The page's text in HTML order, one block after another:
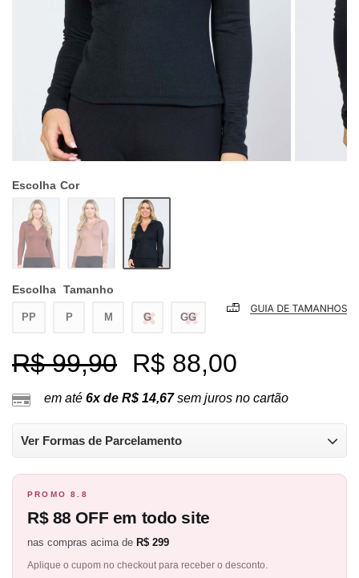
Escolha Cor
Escolha Tamanho
PP P M G GG
R$ 99,90 R$ 88,00
em até 6x de R$ 14,67sem juros no cartão
Ver Formas de Parcelamento
PROMO 8.8
R$ 88 OFF em todo site
nas compras acima de R$ 299
Aplique o cupom no checkout para receber o desconto.